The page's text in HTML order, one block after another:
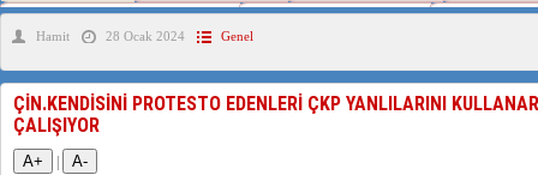
DİYANET AKADEMİSİ BAŞKANI DOÇ.DR.KAAN : DOĞU
150 YILDIR KAYNAYAN YARAMIZ : ÇİN İŞGALİNDEKİ
Uygurlarda Düğün ve Cenaze
Hamit 28 Ocak 2024 Genel
ÇİN.KENDİSİNİ PROTESTO EDENLERİ ÇKP YANLILARINI
ÇALIŞIYOR
A+ A-